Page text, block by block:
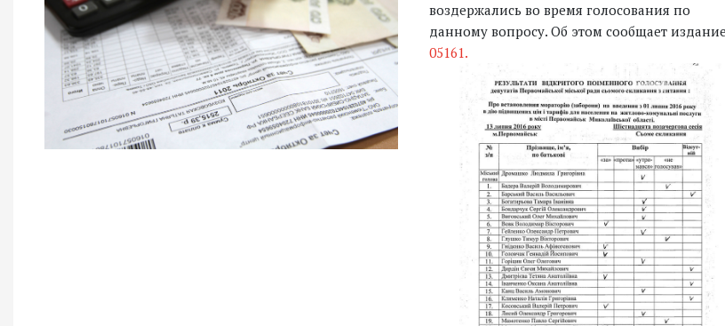
воздержались во время голосования по
данному вопросу. Об этом сообщает издание
05161.